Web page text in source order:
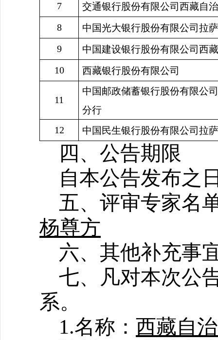
7
交通银行股份有限公司西藏自
8
中国光大银行股份有限公司拉
9
中国建设银行股份有限公司西
10
西藏银行股份有限公司
11
中国邮政储蓄银行股份有限公
分行
12
中国民生银行股份有限公司拉
四、公告期限
自本公告发布之
五、评审专家名
杨尊方
六、其他补充事
七、凡对本次公
系。
1.名称： 西藏自